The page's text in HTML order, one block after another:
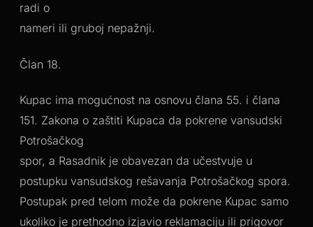
radi o
nameri ili gruboj nepažnji.
Član 18.
Kupac ima mogućnost na osnovu člana 55. i člana
151. Zakona o zaštiti Kupaca da pokrene vansudski
Potrošačkog
spor, a Rasadnik je obavezan da učestvuje u
postupku vansudskog rešavanja Potrošačkog spora.
Postupak pred telom može da pokrene Kupac samo
ukoliko je prethodno izjavio reklamaciju ili prigovor